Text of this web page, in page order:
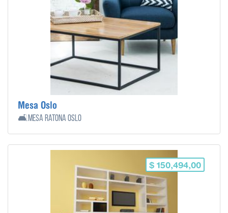
Mesa Oslo
🛋️Mesa ratona Oslo
$ 150,494,00